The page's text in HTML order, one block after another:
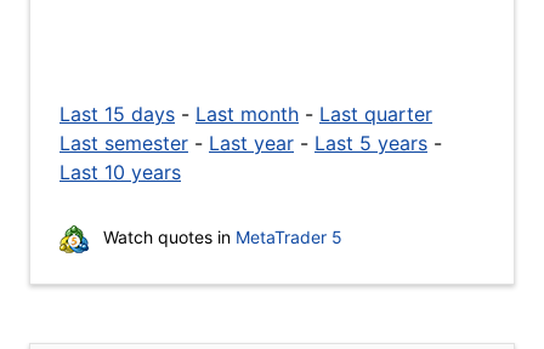
Last 15 days - Last month - Last quarter
Last semester - Last year - Last 5 years -
Last 10 years
Watch quotes in MetaTrader 5